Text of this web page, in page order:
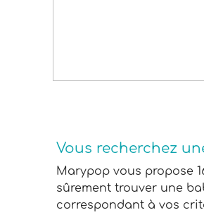
Vous recherchez
Marypop vous propose
sûrement trouver une
correspondant à vos